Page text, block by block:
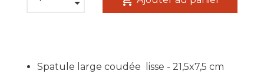
Spatule large coudée lisse - 21,5x7,5 cm